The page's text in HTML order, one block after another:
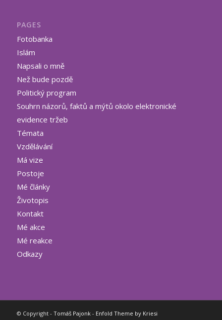
PAGES
Fotobanka
Islám
Napsali o mně
Než bude pozdě
Politický program
Souhrn názorů, faktů a mýtů okolo elektronické
evidence tržeb
Témata
Vzdělávání
Má vize
Postoje
Mé články
Životopis
Kontakt
Mé akce
Mé reakce
Odkazy
© Copyright - Tomáš Pajonk- Enfold Theme by Kriesi